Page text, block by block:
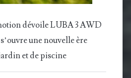
dévoile LUBA 3 AWD
une nouvelle ère
et de piscine